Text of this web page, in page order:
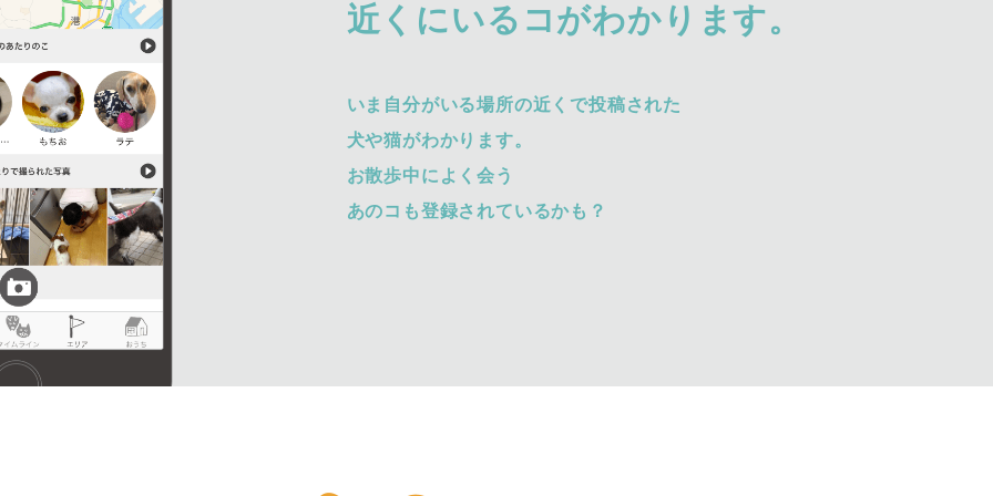
近くにいるコがわかります。
いま自分がいる場所の近くで投稿された
犬や猫がわかります。
お散歩中によく会う
あのコも登録されているかも？